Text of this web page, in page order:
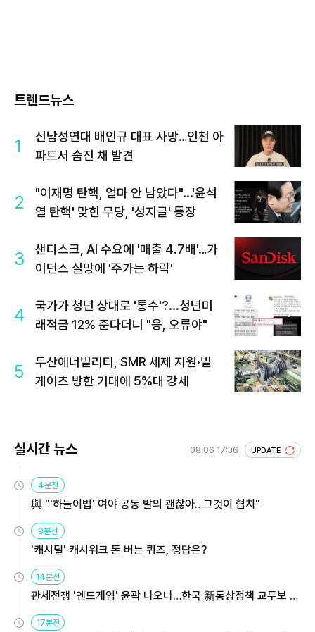
트렌드뉴스
1
신남성연대 배인규 대표 사망…인천 아
파트서 숨진 채 발견
2
"이재명 탄핵, 얼마 안 남았다"...'윤석
열 탄핵' 맞힌 무당, '성지글' 등장
3
샌디스크, AI 수요에 '매출 4.7배'…가
이던스 실망에 '주가는 하락'
4
국가가 청년 상대로 '통수'?...청년미
래적금 12% 준다더니 "응, 오류야"
5
두산에너빌리티, SMR 세제 지원·빌
게이츠 방한 기대에 5%대 강세
실시간 뉴스 08.06 17:36 UPDATE
4분전
與 "'하늘이법' 여야 공동 발의 괜찮아…그것이 협치"
9분전
'캐시딜' 캐시워크 돈 버는 퀴즈, 정답은?
14분전
관세전쟁 '엔드게임' 윤곽 나오나…한국 新통상정책 교두보 활
용해야
17분전